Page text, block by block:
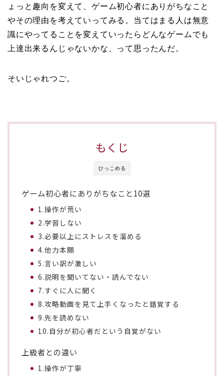
ょっと趣向を変えて、ゲーム初心者にありがちなこと
やその理由を考えていってみる。当てはまる人は無意
識にやってることを変えていったらどんなゲームでも
上達出来るんじゃないかな、って思ったんだ。
そいじゃれつご。
ひっこめる
もくじ
ゲーム初心者にありがちなこと10選
1.操作が荒い
2.学習しない
3.必要以上にストレスを溜める
4.他力本願
5.言い訳が激しい
6.説明を聞いてない・読んでない
7.すぐに人に聞く
8.攻略動画を見て上手くなったと錯覚する
9.先を読めない
10.自分が初心者だという自覚がない
上級者との違い
1.操作が丁寧